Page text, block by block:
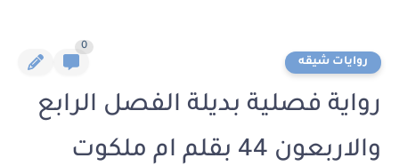
روايات شيقه
0
رواية فصلية بديلة الفصل الرابع
والاربعون 44 بقلم ام ملكوت